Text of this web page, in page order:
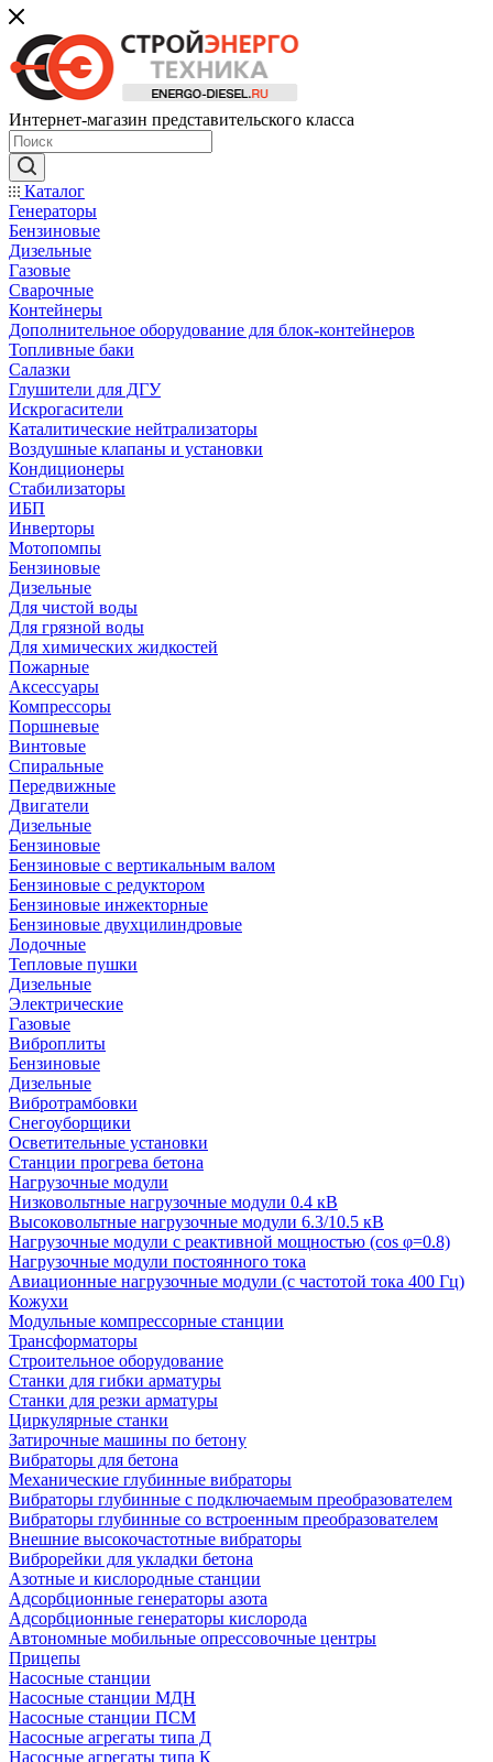
Интернет-магазин представительского класса
Каталог
Генераторы
Бензиновые
Дизельные
Газовые
Сварочные
Контейнеры
Дополнительное оборудование для блок-контейнеров
Топливные баки
Салазки
Глушители для ДГУ
Искрогасители
Каталитические нейтрализаторы
Воздушные клапаны и установки
Кондиционеры
Стабилизаторы
ИБП
Инверторы
Мотопомпы
Бензиновые
Дизельные
Для чистой воды
Для грязной воды
Для химических жидкостей
Пожарные
Аксессуары
Компрессоры
Поршневые
Винтовые
Спиральные
Передвижные
Двигатели
Дизельные
Бензиновые
Бензиновые с вертикальным валом
Бензиновые с редуктором
Бензиновые инжекторные
Бензиновые двухцилиндровые
Лодочные
Тепловые пушки
Дизельные
Электрические
Газовые
Виброплиты
Бензиновые
Дизельные
Вибротрамбовки
Снегоуборщики
Осветительные установки
Станции прогрева бетона
Нагрузочные модули
Низковольтные нагрузочные модули 0.4 кВ
Высоковольтные нагрузочные модули 6.3/10.5 кВ
Нагрузочные модули с реактивной мощностью (cos φ=0.8)
Нагрузочные модули постоянного тока
Авиационные нагрузочные модули (с частотой тока 400 Гц)
Кожухи
Модульные компрессорные станции
Трансформаторы
Строительное оборудование
Станки для гибки арматуры
Станки для резки арматуры
Циркулярные станки
Затирочные машины по бетону
Вибраторы для бетона
Механические глубинные вибраторы
Вибраторы глубинные с подключаемым преобразователем
Вибраторы глубинные со встроенным преобразователем
Внешние высокочастотные вибраторы
Виброрейки для укладки бетона
Азотные и кислородные станции
Адсорбционные генераторы азота
Адсорбционные генераторы кислорода
Автономные мобильные опрессовочные центры
Прицепы
Насосные станции
Насосные станции МДН
Насосные станции ПСМ
Насосные агрегаты типа Д
Насосные агрегаты типа К